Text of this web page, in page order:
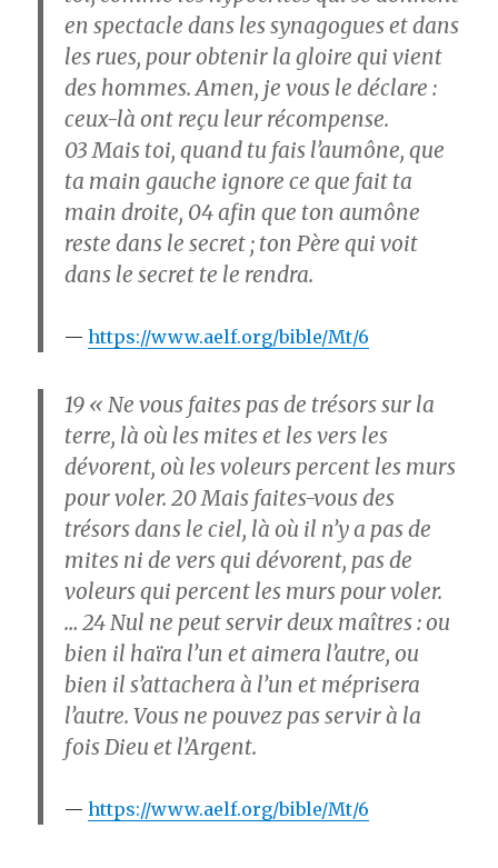
en spectacle dans les synagogues et dans
les rues, pour obtenir la gloire qui vient
des hommes. Amen, je vous le déclare :
ceux-là ont reçu leur récompense.
03 Mais toi, quand tu fais l’aumône, que
ta main gauche ignore ce que fait ta
main droite, 04afin que ton aumône
reste dans le secret ; ton Père qui voit
dans le secret te le rendra.
https://www.aelf.org/bible/Mt/6
19 « Ne vous faites pas de trésors sur la
terre, là où les mites et les vers les
dévorent, où les voleurs percent les murs
pour voler.20 Mais faites-vous des
trésors dans le ciel, là où il n’y a pas de
mites ni de vers qui dévorent, pas de
voleurs qui percent les murs pour voler.
… 24 Nul ne peut servir deux maîtres : ou
bien il haïra l’un et aimera l’autre, ou
bien il s’attachera à l’un et méprisera
l’autre. Vous ne pouvez pas servir à la
fois Dieu et l’Argent.
https://www.aelf.org/bible/Mt/6